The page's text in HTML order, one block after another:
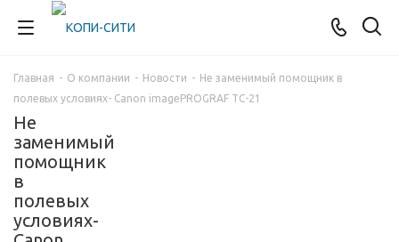
Главная - О компании - Новости - Не заменимый помощник в
полевых условиях- Canon imagePROGRAF TC-21
Не
заменимый
помощник
в
полевых
условиях-